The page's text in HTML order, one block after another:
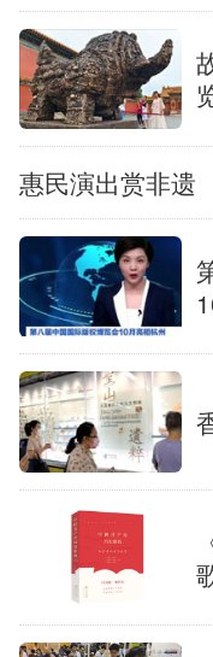
人居 信
乡村振兴 溯
能源 会
时尚 悦读
亚太网 上
地方频道
北京
辽宁 吉
浙江
山东 河
惠民演出赏非遗